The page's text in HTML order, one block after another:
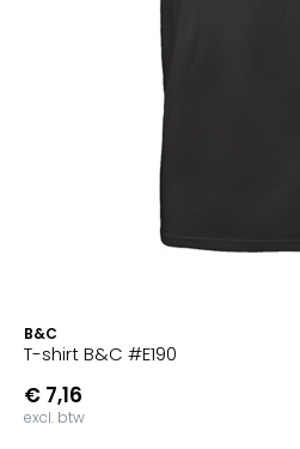
B&C
T-shirt B&C #E190
€ 7,16
excl. btw